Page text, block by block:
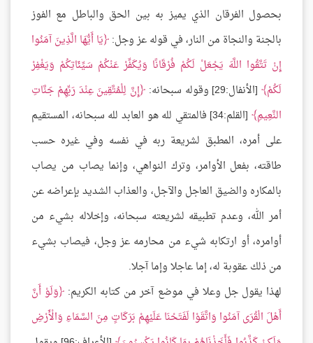
بحصول الفرقان الذي يميز به بين الحق والباطل مع الفوز
بالجنة والنجاة من النار، في قوله عز وجل: يَا أَيُّهَا الَّذِينَ آمَنُوا
إِنْ تَتَّقُوا اللَّهَ يَجْعَلْ لَكُمْ فُرْقَانًا وَيُكَفِّرْ عَنْكُمْ سَيِّئَاتِكُمْ وَيَغْفِرْ
لَكُمْ [الأنفال:29] وقوله سبحانه:
إِنَّ لِلْمُتَّقِينَ عِنْدَ رَبِّهِمْ جَنَّاتِ
النَّعِيمِ
[القلم:34] فالمتقي لله هو العابد لله سبحانه، المستقيم
على أمره، المطبق لشريعة ربه في نفسه وفي غيره حسب
طاقته، بفعل الأوامر، وترك النواهي، وإنما يصاب من يصاب
بالمكاره والضيق العاجل والآجل، والعذاب الشديد بإعراضه عن
أمر الله، وعدم تطبيقه لشريعته سبحانه، وإخلاله بشيء من
أوامره، أو ارتكابه شيء من محارمه عز وجل، فيصاب بشيء
من ذلك عقوبة له، إما عاجلا وإما آجلا.
لهذا يقول جل وعلا في موضع آخر من كتابه الكريم: وَلَوْ أَنَّ
أَهْلَ الْقُرَى آمَنُوا وَاتَّقَوْا لَفَتَحْنَا عَلَيْهِمْ بَرَكَاتٍ مِنَ السَّمَاءِ وَالْأَرْضِ